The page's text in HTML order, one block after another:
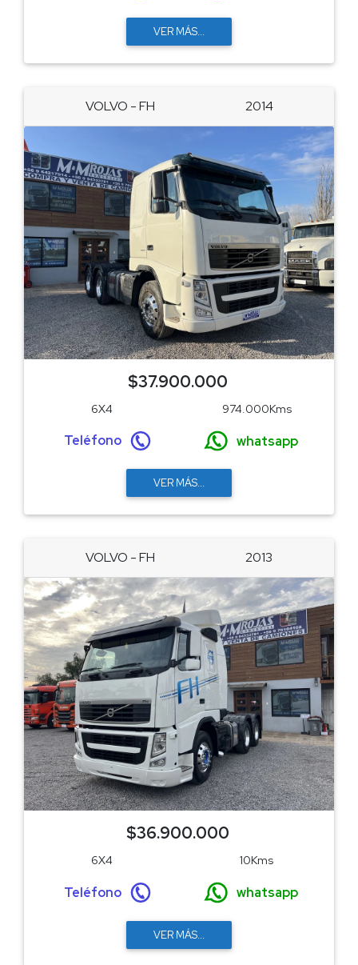
VER MÁS...
VOLVO - FH 2014
$37.900.000
6X4 974.000Kms
Teléfono whatsapp
VER MÁS...
VOLVO - FH 2013
$36.900.000
6X4 10Kms
Teléfono whatsapp
VER MÁS...